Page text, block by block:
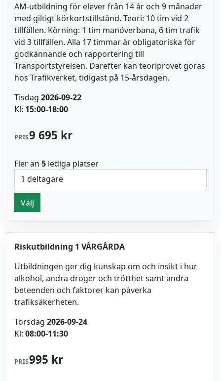
AM-utbildning för elever från 14 år och 9 månader
med giltigt körkortstillstånd. Teori: 10 tim vid 2
tillfällen. Körning: 1 tim manöverbana, 6 tim trafik
vid 3 tillfällen. Alla 17 timmar är obligatoriska för
godkännande och rapportering till
Transportstyrelsen. Därefter kan teoriprovet göras
hos Trafikverket, tidigast på 15-årsdagen.
Tisdag 2026-09-22
Kl: 15:00-18:00
PRIS9 695 kr
Fler än 5 lediga platser
Välj
Riskutbildning 1 VÅRGÅRDA
Utbildningen ger dig kunskap om och insikt i hur
alkohol, andra droger och trötthet samt andra
beteenden och faktorer kan påverka
trafiksäkerheten.
Torsdag 2026-09-24
Kl: 08:00-11:30
PRIS995 kr